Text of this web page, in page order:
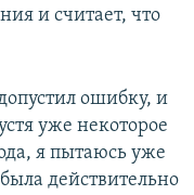
и считает, что
ошибку, и
уже некоторое
я пытаюсь уже
действительно